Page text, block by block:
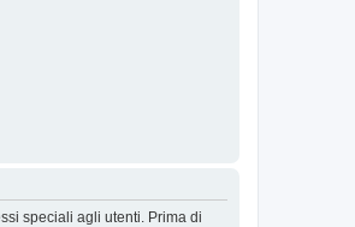
speciali agli utenti. Prima di